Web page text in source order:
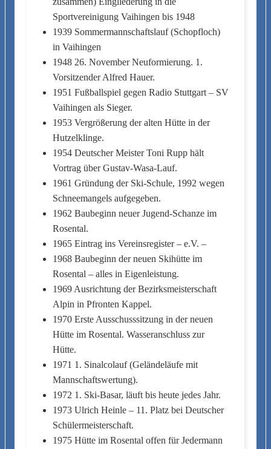
Sportvereinigung Vaihingen bis 1948
1939 Sommermannschaftslauf (Schopfloch)
in Vaihingen
1948 26. November Neuformierung. 1.
Vorsitzender Alfred Hauer.
1951 Fußballspiel gegen Radio Stuttgart – SV
Vaihingen als Sieger.
1953 Vergrößerung der alten Hütte in der
Hutzelklinge.
1954 Deutscher Meister Toni Rupp hält
Vortrag über Gustav-Wasa-Lauf.
1961 Gründung der Ski-Schule, 1992 wegen
Schneemangels aufgegeben.
1962 Baubeginn neuer Jugend-Schanze im
Rosental.
1965 Eintrag ins Vereinsregister – e.V. –
1968 Baubeginn der neuen Skihütte im
Rosental – alles in Eigenleistung.
1969 Ausrichtung der Bezirksmeisterschaft
Alpin in Pfronten Kappel.
1970 Erste Ausschusssitzung in der neuen
Hütte im Rosental. Wasseranschluss zur
Hütte.
1971 1. Sinalcolauf (Geländeläufe mit
Mannschaftswertung).
1972 1. Ski-Basar, läuft bis heute jedes Jahr.
1973 Ulrich Heinle – 11. Platz bei Deutscher
Schülermeisterschaft.
1975 Hütte im Rosental offen für Jedermann